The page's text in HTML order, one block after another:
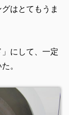
はとてもうま
にして、一定
。